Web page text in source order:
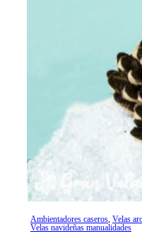
Ambientadores caseros, Velas
Velas navideñas manualidades